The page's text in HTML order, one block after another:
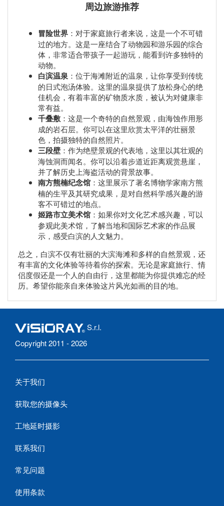
周边旅游推荐
冒险世界 ：对于家庭旅行者来说，这是一个不可错
过的地方。这是一座结合了动物园和游乐园的综合
体，非常适合带孩子一起游玩，能看到许多独特的
动物。
白滨温泉 ：位于海滩附近的温泉，让你享受到传统
的日式泡汤体验。这里的温泉提供了放松身心的绝
佳机会，有着丰富的矿物质水质，被认为对健康非
常有益。
千叠敷 ：这是一个奇特的自然景观，由海蚀作用形
成的岩石层。你可以在这里欣赏太平洋的壮丽景
色，拍摄独特的自然照片。
三段壁 ：作为绝壁景观的代表地，这里以其壮观的
海蚀洞而闻名。你可以沿着步道近距离观赏悬崖，
并了解历史上海盗活动的背景故事。
南方熊楠纪念馆 ：这里展示了著名博物学家南方熊
楠的生平及其研究成果，是对自然科学感兴趣的游
客不可错过的地点。
姬路市立美术馆 ：如果你对文化艺术感兴趣，可以
参观此美术馆，了解当地和国际艺术家的作品展
示，感受白滨的人文魅力。
总之，白滨不仅有壮丽的大滨海滩和多样的自然景观，还
有丰富的文化体验等待着你的探索。无论是家庭旅行、情
侣度假还是一个人的自由行，这里都能为你提供难忘的经
历。希望你能亲自来体验这片风光如画的目的地。
S.r.l.
Copyright 2011 - 2026
关于我们
获取您的摄像头
工地延时摄影
联系我们
常见问题
使用条款